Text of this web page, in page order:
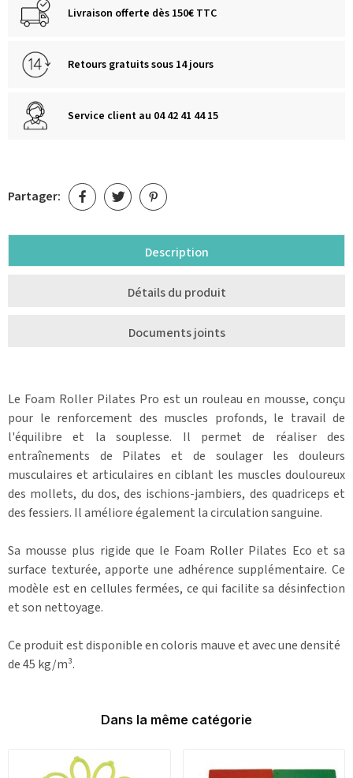
Livraison offerte dès 150€ TTC
Retours gratuits sous 14 jours
Service client au 04 42 41 44 15
Partager:
Description
Détails du produit
Documents joints
Le Foam Roller Pilates Pro est un rouleau en mousse, conçu
pour le renforcement des muscles profonds, le travail de
l'équilibre et la souplesse. Il permet de réaliser des
entraînements de Pilates et de soulager les douleurs
musculaires et articulaires en ciblant les muscles douloureux
des mollets, du dos, des ischions-jambiers, des quadriceps et
des fessiers. Il améliore également la circulation sanguine.
Sa mousse plus rigide que le Foam Roller Pilates Eco et sa
surface texturée,apporte une adhérence supplémentaire. Ce
modèle est en cellules fermées, ce qui facilite sa désinfection
et son nettoyage.
Ce produit est disponible en coloris mauve et avec une densité
de 45 kg/m³.
Dans la même catégorie